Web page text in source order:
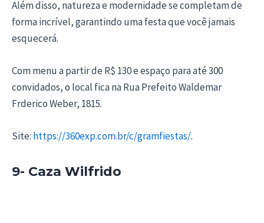
Além disso, natureza e modernidade se completam de
forma incrível, garantindo uma festa que você jamais
esquecerá.
Com menu a partir de R$ 130 e espaço para até 300
convidados, o local fica na Rua Prefeito Waldemar
Frderico Weber, 1815.
Site: https://360exp.com.br/c/gramfiestas/.
9- Caza Wilfrido